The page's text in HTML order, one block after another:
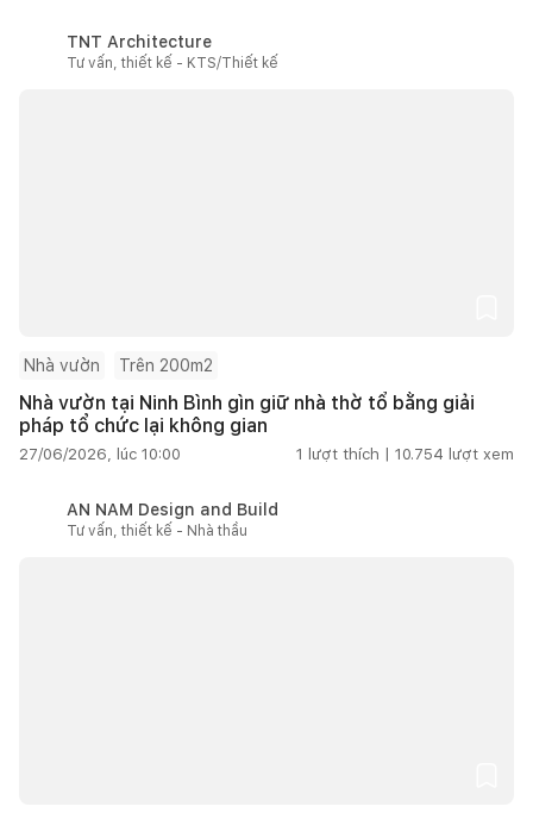
TNT Architecture
Tư vấn, thiết kế - KTS/Thiết kế
Nhà vườn Trên 200m2
Nhà vườn tại Ninh Bình gìn giữ nhà thờ tổ bằng giải
pháp tổ chức lại không gian
27/06/2026, lúc 10:00 1 lượt thích | 10.754 lượt xem
AN NAM Design and Build
Tư vấn, thiết kế - Nhà thầu